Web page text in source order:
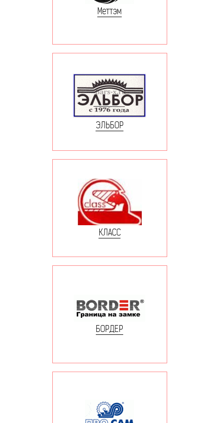
Меттэм
ЭЛЬБОР
КЛАСС
БОРДЕР